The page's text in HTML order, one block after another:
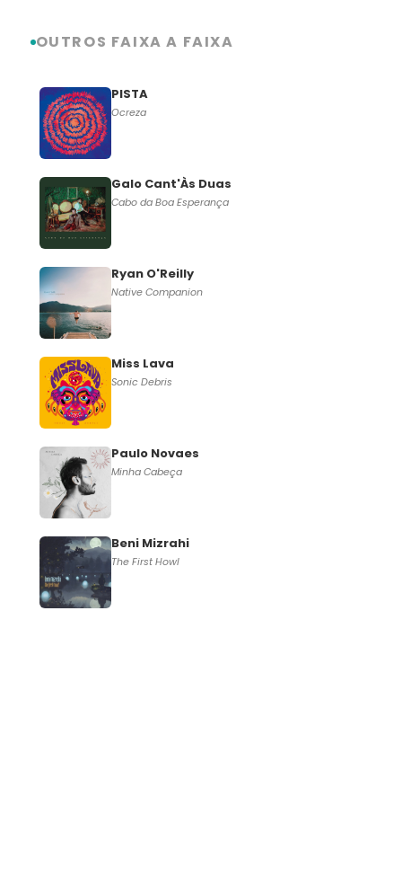
OUTROS FAIXA A FAIXA
PISTA
Ocreza
Galo Cant'Às Duas
Cabo da Boa Esperança
Ryan O'Reilly
Native Companion
Miss Lava
Sonic Debris
Paulo Novaes
Minha Cabeça
Beni Mizrahi
The First Howl